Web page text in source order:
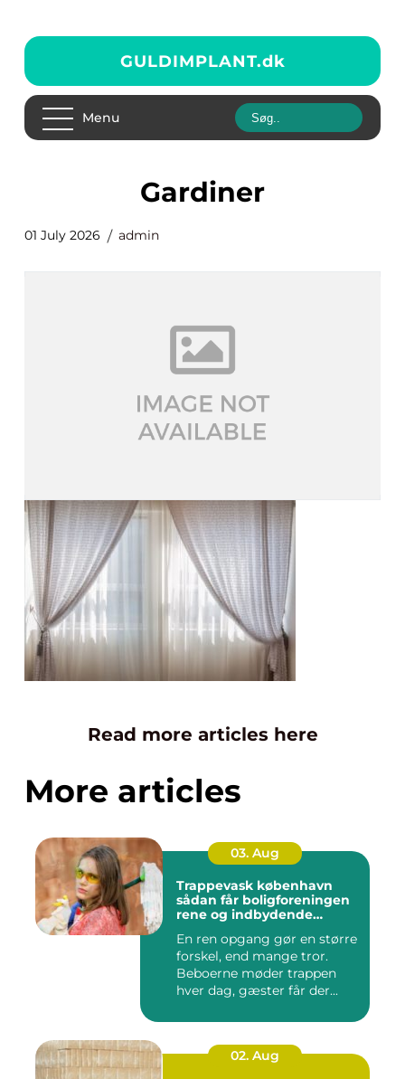
GULDIMPLANT.dk
Menu
gardiner
01 July 2026 admin
Read more articles here
More articles
03. Aug
Trappevask københavn
sådan får boligforeningen
rene og indbydende
En ren opgang gør en større
forskel, end mange tror.
Beboerne møder trappen
hver dag, gæster får der...
02. Aug